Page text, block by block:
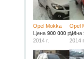
Opel Mokka
Цена 900 000 руб.
2014 г.
Opel
Цена
2014